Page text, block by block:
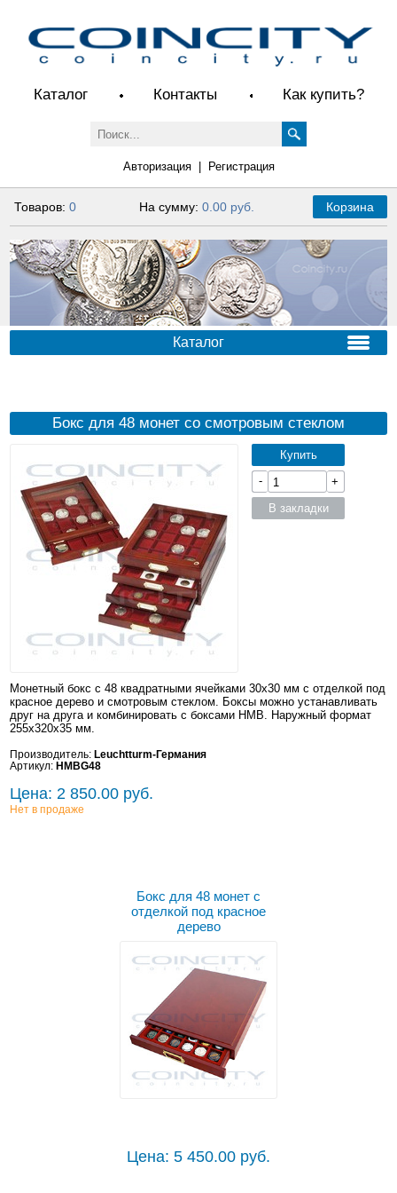
Каталог Контакты Как купить?
Авторизация| Регистрация
Товаров:0 На сумму: 0.00 руб. Корзина
Каталог
Бокс для 48 монет со смотровым стеклом
Монетный бокс с 48 квадратными ячейками 30x30 мм с отделкой под
красное дерево и смотровым стеклом. Боксы можно устанавливать
друг на друга и комбинировать с боксами HMB. Наружный формат
255x320x35 мм.
Производитель: Leuchtturm-Германия
Артикул: HMBG48
Цена: 2 850.00 руб.
Нет в продаже
Купить
-
+
В закладки
Бокс для 48 монет с
отделкой под красное
дерево
Цена: 5 450.00 руб.